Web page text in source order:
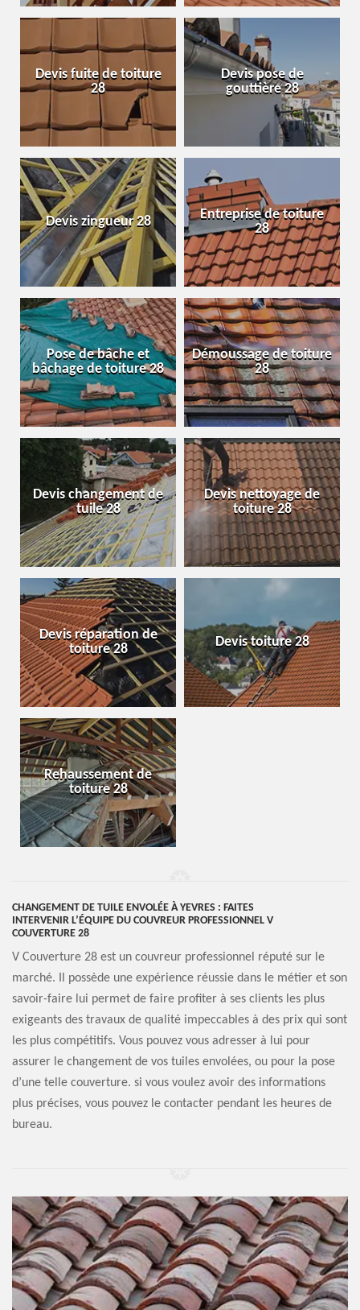
Devis fuite de toiture
28
Devis pose de
gouttière 28
Devis zingueur 28
Entreprise de toiture
28
Pose de bâche et
bâchage de toiture 28
Démoussage de toiture
28
Devis changement de
tuile 28
Devis nettoyage de
toiture 28
Devis réparation de
toiture 28
Devis toiture 28
Rehaussement de
toiture 28
CHANGEMENT DE TUILE ENVOLÉE À YEVRES : FAITES
INTERVENIR L’ÉQUIPE DU COUVREUR PROFESSIONNEL V
COUVERTURE 28
V Couverture 28 est un couvreur professionnel réputé sur le
marché. Il possède une expérience réussie dans le métier et son
savoir-faire lui permet de faire profiter à ses clients les plus
exigeants des travaux de qualité impeccables à des prix qui sont
les plus compétitifs. Vous pouvez vous adresser à lui pour
assurer le changement de vos tuiles envolées, ou pour la pose
d’une telle couverture. si vous voulez avoir des informations
plus précises, vous pouvez le contacter pendant les heures de
bureau.